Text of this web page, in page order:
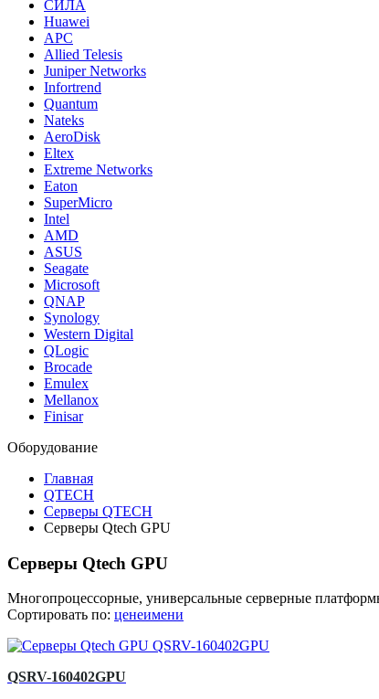
СИЛА
Huawei
APC
Allied Telesis
Juniper Networks
Infortrend
Quantum
Nateks
AeroDisk
Eltex
Extreme Networks
Eaton
SuperMicro
Intel
AMD
ASUS
Seagate
Microsoft
QNAP
Synology
Western Digital
QLogic
Brocade
Emulex
Mellanox
Finisar
Оборудование
Главная
QTECH
Серверы QTECH
Серверы Qtech GPU
Серверы Qtech GPU
Многопроцессорные, универсальные серверные
Сортировать по: ценеимени
QSRV-160402GPU